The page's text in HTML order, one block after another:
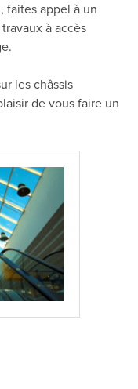
faites appel à un
à accès
les châssis
de vous faire un